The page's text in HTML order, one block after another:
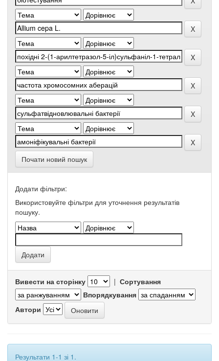
Почати новий пошук
Додати фільтри:
Використовуйте фільтри для уточнення результатів
пошуку.
Вивести на сторінку | Сортування
Впорядкування
Автори
Результати 1-1 зі 1.